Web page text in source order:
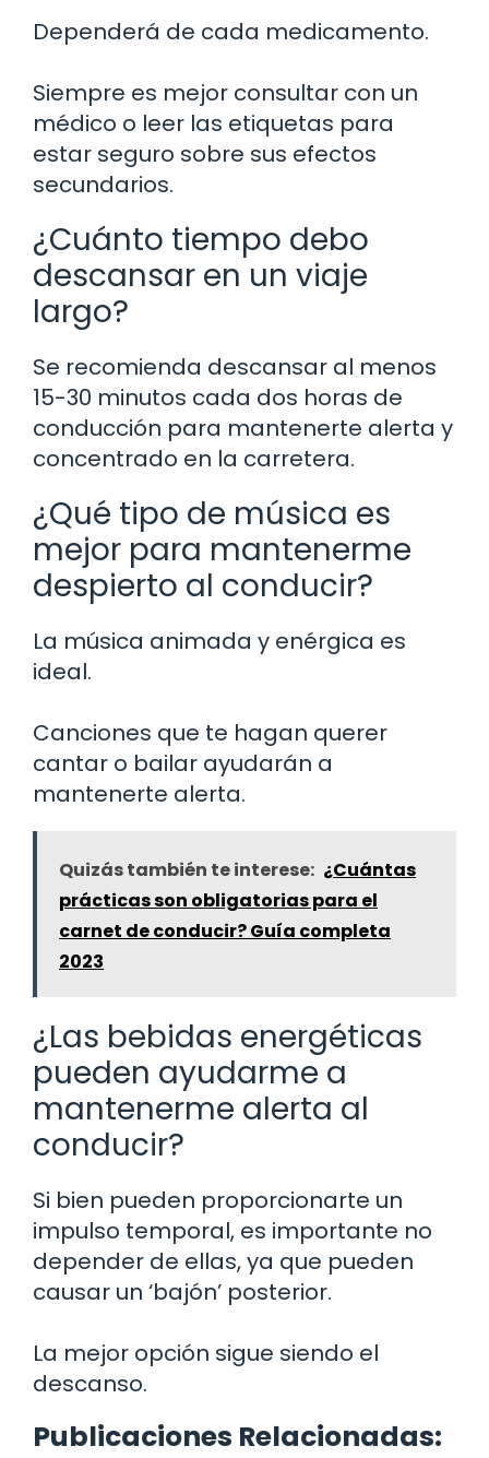
Dependerá de cada medicamento.
Siempre es mejor consultar con un
médico o leer las etiquetas para
estar seguro sobre sus efectos
secundarios.
¿Cuánto tiempo debo
descansar en un viaje
largo?
Se recomienda descansar al menos
15-30 minutos cada dos horas de
conducción para mantenerte alerta y
concentrado en la carretera.
¿Qué tipo de música es
mejor para mantenerme
despierto al conducir?
La música animada y enérgica es
ideal.
Canciones que te hagan querer
cantar o bailar ayudarán a
mantenerte alerta.
Quizás también te interese: ¿Cuántas
prácticas son obligatorias para el
carnet de conducir? Guía completa
2023
¿Las bebidas energéticas
pueden ayudarme a
mantenerme alerta al
conducir?
Si bien pueden proporcionarte un
impulso temporal, es importante no
depender de ellas, ya que pueden
causar un ‘bajón’ posterior.
La mejor opción sigue siendo el
descanso.
Publicaciones Relacionadas: